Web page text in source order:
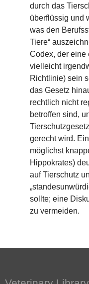
durch das
überflüssig und
was den
Tiere“
Codex, der eine
vielleicht
Richtlinie) sein
das Gesetz
rechtlich nicht
betroffen sind,
gerecht wird.
möglichst
Hippokrates)
auf Tierschutz
sollte; eine
zu vermeiden.